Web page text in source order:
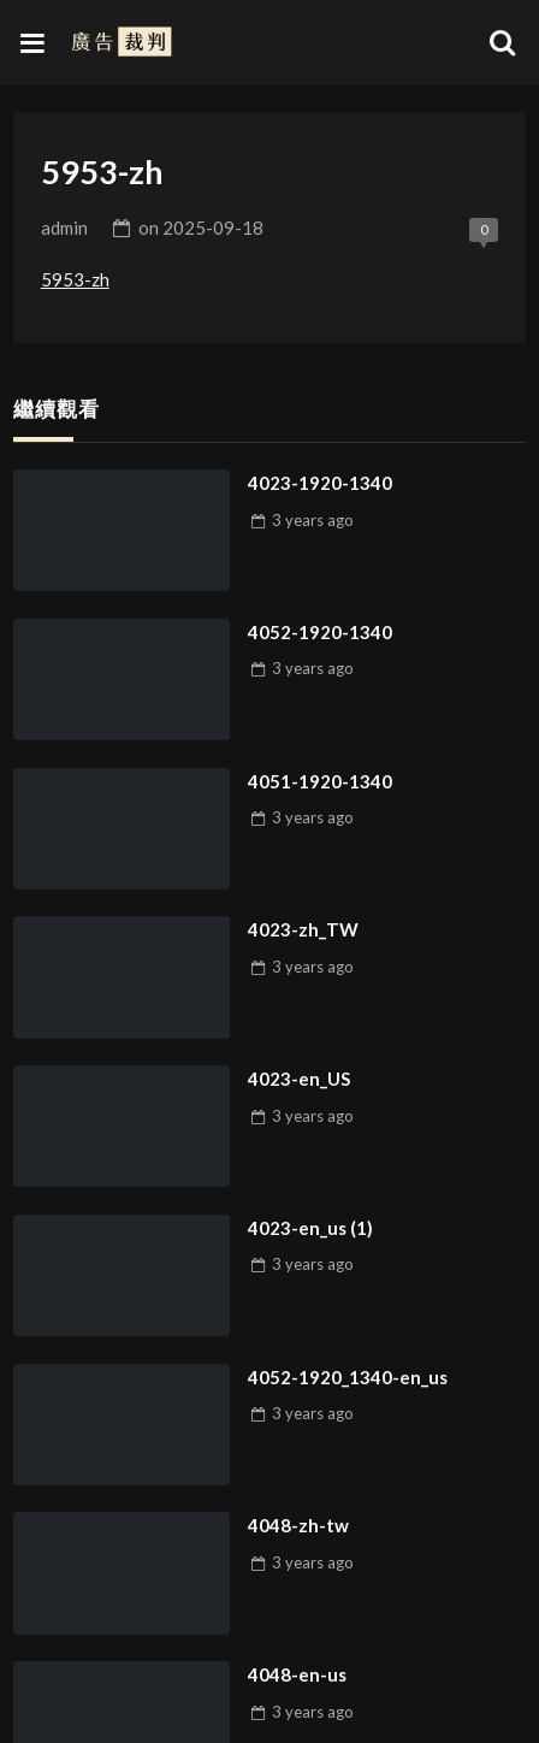
5953-zh
admin on 2025-09-18 0
5953-zh
繼續觀看
4023-1920-1340
3 years ago
4052-1920-1340
3 years ago
4051-1920-1340
3 years ago
4023-zh_TW
3 years ago
4023-en_US
3 years ago
4023-en_us (1)
3 years ago
4052-1920_1340-en_us
3 years ago
4048-zh-tw
3 years ago
4048-en-us
3 years ago